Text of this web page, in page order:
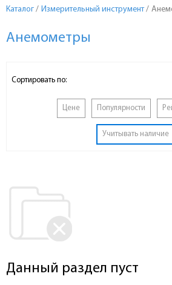
Каталог / Измерительный инструмент/
Анемометры
Сортировать по:
Цене Популярности
Учитывать наличие
Данный раздел пуст